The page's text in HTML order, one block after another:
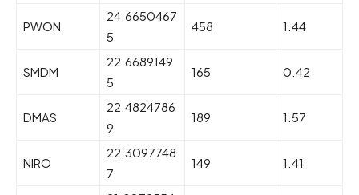
PWON
24.6650467
5
458 1.44
SMDM
22.6689149
5
165 0.42
DMAS
22.4824786
9
189 1.57
NIRO
22.3097748
7
149 1.41